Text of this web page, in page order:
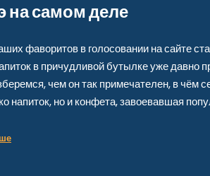
на самом деле
фаворитов в голосовании на сайте
в причудливой бутылке уже давно
чем он так примечателен, в чём
напиток, но и конфета, завоевавшая